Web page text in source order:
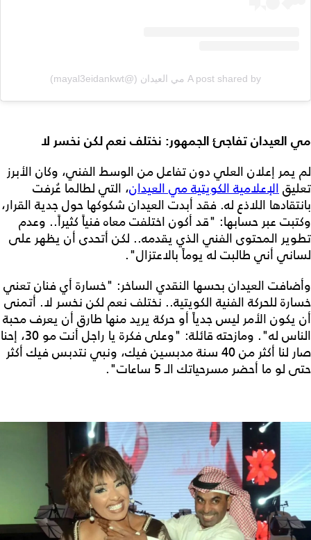
A post shared by مي العيدان (@mayal3eidankwt)
مي العيدان تفاجئ الجمهور: نختلف نعم لكن نخسر لا
لم يمر إعلان العلي دون تفاعل من الوسط الفني، وكان الأبرز
تعليقالإعلامية الكويتية مي العيدان، التي لطالما عُرفت
بانتقادها اللاذع له. فقد أبدت العيدان شكوكها حول جدية القرار،
وكتبت عبر حسابها: "قد أكون اختلفت معاه فنياً كثيراً.. وعدم
تطوير المحتوى الفني الذي يقدمه.. لكن أتحدى أن يظهر على
لساني أني طالبت له يوماً بالاعتزال".
وأضافت العيدان بحسها النقدي الساخر: "خسارة أي فنان تعني
خسارة للحركة الفنية الكويتية.. نختلف نعم لكن نخسر لا. أتمنى
أن يكون الأمر ليس جدياً أو حركة يريد منها طارق أن يعرف محبة
الناس له". ومازحته قائلة: "وعلى فكرة يا راجل أنت مو 30، إحنا
صار لنا أكثر من 40 سنة مدبسين فيك، ونبي نتدبس فيك أكثر
حتى لو ما أحضر مسرحياتك الـ 5 ساعات".